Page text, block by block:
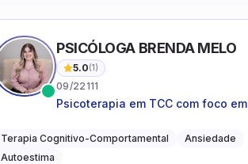
PSICÓLOGA BRENDA MELO
5.0(1)
09/22111
Psicoterapia em TCC com foco em
práticas para o cotidiano
Terapia Cognitivo-Comportamental
Ansiedade
Autoestima